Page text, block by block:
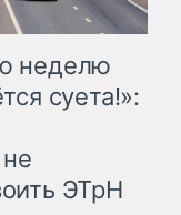
неделю
суета!»:
ЭТрН